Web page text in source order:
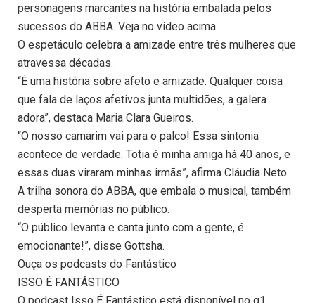
personagens marcantes na história embalada pelos
sucessos do ABBA. Veja no vídeo acima.
O espetáculo celebra a amizade entre três mulheres que
atravessa décadas.
“É uma história sobre afeto e amizade. Qualquer coisa
que fala de laços afetivos junta multidões, a galera
adora”, destaca Maria Clara Gueiros.
“O nosso camarim vai para o palco! Essa sintonia
acontece de verdade. Totia é minha amiga há 40 anos, e
essas duas viraram minhas irmãs”, afirma Cláudia Neto.
A trilha sonora do ABBA, que embala o musical, também
desperta memórias no público.
“O público levanta e canta junto com a gente, é
emocionante!”, disse Gottsha.
Ouça os podcasts do Fantástico
ISSO É FANTÁSTICO